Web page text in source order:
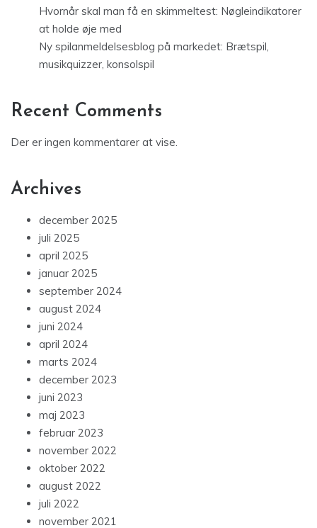
Hvornår skal man få en skimmeltest: Nøgleindikatorer
at holde øje med
Ny spilanmeldelsesblog på markedet: Brætspil,
musikquizzer, konsolspil
Recent Comments
Der er ingen kommentarer at vise.
Archives
december 2025
juli 2025
april 2025
januar 2025
september 2024
august 2024
juni 2024
april 2024
marts 2024
december 2023
juni 2023
maj 2023
februar 2023
november 2022
oktober 2022
august 2022
juli 2022
november 2021